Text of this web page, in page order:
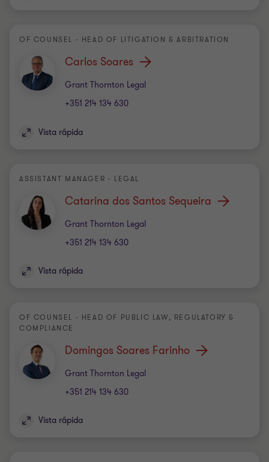
OF COUNSEL - HEAD OF LITIGATION & ARBITRATION
Carlos Soares
Grant Thornton Legal
Escritório
+351 214 134 630
Vista rápida
ASSISTANT MANAGER - LEGAL
Catarina dos Santos Sequeira
Grant Thornton Legal
Escritório
+351 214 134 630
Vista rápida
OF COUNSEL - HEAD OF PUBLIC LAW, REGULATORY &
COMPLIANCE
Domingos Soares Farinho
Grant Thornton Legal
Escritório
+351 214 134 630
Vista rápida